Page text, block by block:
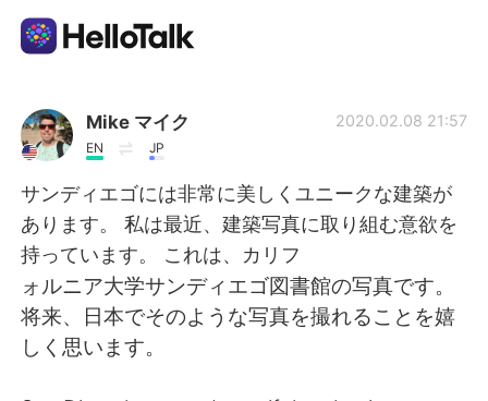
Aplikasi Pertukaran Bahasa
AI Grammar Checker
Indonesia
English 简体中文
Mike マイク
EN JP
2020.02.08 21:57
サンディエゴには非常に美しくユニークな建築が
あります。 私は最近、建築写真に取り組む意欲を
持っています。 これは、カリフ
ォルニア大学サンディエゴ図書館の写真です。
将来、日本でそのような写真を撮れることを嬉
しく思います。